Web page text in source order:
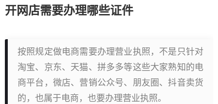
开网店需要办理哪些证件
按照规定做电商需要办理营业执照，不是只针对
淘宝、京东、天猫、拼多多等这些大家熟知的电
商平台，微店、营销公众号、朋友圈、抖音卖货
的，也属于电商，也要办理营业执照。